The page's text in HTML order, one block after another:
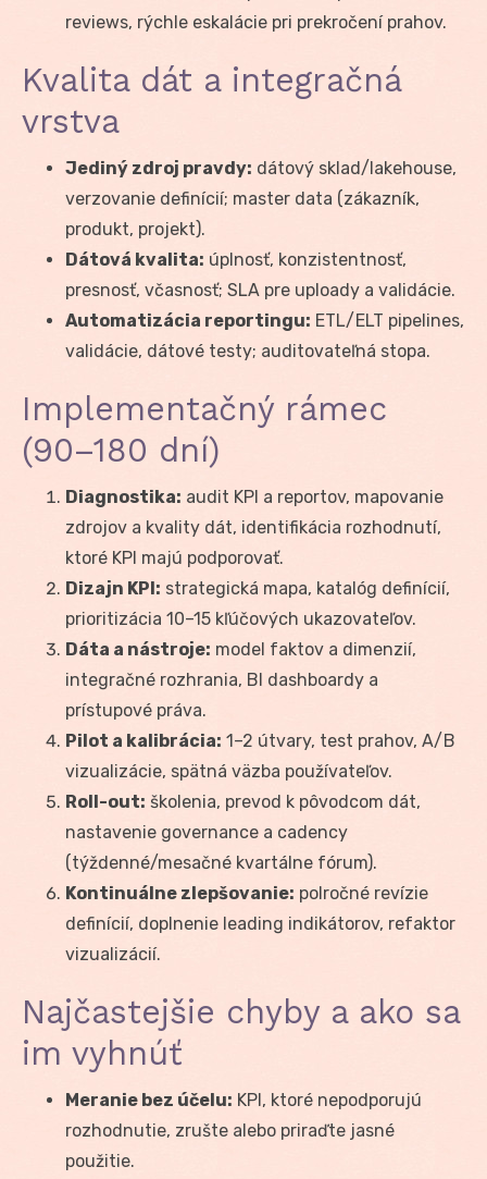
reviews, rýchle eskalácie pri prekročení prahov.
Kvalita dát a integračná
vrstva
Jediný zdroj pravdy: dátový sklad/lakehouse,
verzovanie definícií; master data (zákazník,
produkt, projekt).
Dátová kvalita: úplnosť, konzistentnosť,
presnosť, včasnosť; SLA pre uploady a validácie.
Automatizácia reportingu: ETL/ELT pipelines,
validácie, dátové testy; auditovateľná stopa.
Implementačný rámec
(90–180 dní)
Diagnostika: audit KPI a reportov, mapovanie
zdrojov a kvality dát, identifikácia rozhodnutí,
ktoré KPI majú podporovať.
Dizajn KPI: strategická mapa, katalóg definícií,
prioritizácia 10–15 kľúčových ukazovateľov.
Dáta a nástroje: model faktov a dimenzií,
integračné rozhrania, BI dashboardy a
prístupové práva.
Pilot a kalibrácia: 1–2 útvary, test prahov, A/B
vizualizácie, spätná väzba používateľov.
Roll-out: školenia, prevod k pôvodcom dát,
nastavenie governance a cadency
(týždenné/mesačné kvartálne fórum).
Kontinuálne zlepšovanie: polročné revízie
definícií, doplnenie leading indikátorov, refaktor
vizualizácií.
Najčastejšie chyby a ako sa
im vyhnúť
Meranie bez účelu: KPI, ktoré nepodporujú
rozhodnutie, zrušte alebo priraďte jasné
použitie.